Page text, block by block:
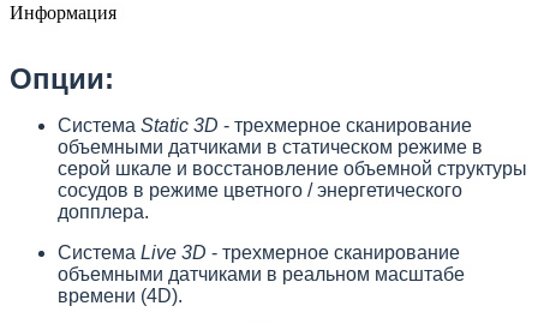
Информация
Опции:
Система Static 3D - трехмерное сканирование
объемными датчиками в статическом режиме в
серой шкале и восстановление объемной структуры
сосудов в режиме цветного / энергетического
допплера.
Система Live 3D - трехмерное сканирование
объемными датчиками в реальном масштабе
времени (4D).